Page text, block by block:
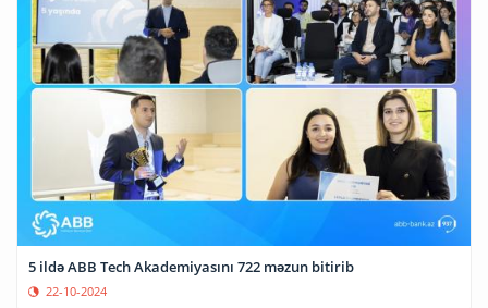
5 ildə ABB Tech Akademiyasını 722 məzun bitirib
22-10-2024